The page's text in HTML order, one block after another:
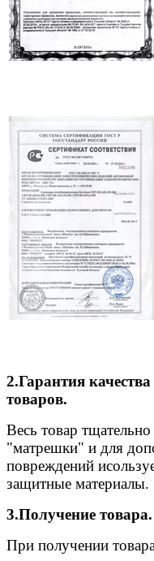
2.Гарантия
товаров.
Весь товар
"матрешки" и для
повреждений
защитные материалы.
3.Получение товара.
При получении